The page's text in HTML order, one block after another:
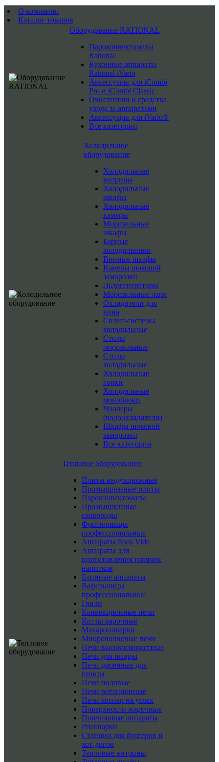
О компании
Каталог товаров
Оборудование RATIONAL
Пароконвектоматы
Rational
Кухонные аппараты
Rational iVario
Аксессуары для iCombi
Pro и iCombi Classic
Очистители и средства
ухода за аппаратами
Аксессуары для iVario®
Все категории
Холодильное
оборудование
Холодильные
витрины
Холодильные
шкафы
Холодильные
камеры
Морозильные
шкафы
Барные
холодильники
Винные шкафы
Камеры шоковой
заморозки
Льдогенераторы
Морозильные лари
Охладители для
вина
Сплит-системы
холодильные
Столы
морозильные
Столы
холодильные
Холодильные
горки
Холодильные
моноблоки
Чиллеры
(водоохладители)
Шкафы шоковой
заморозки
Все категории
Тепловое оборудование
Плиты индукционные
Промышленные плиты
Пароконвектоматы
Промышленные
сковороды
Фритюрницы
профессиональные
Аппараты Sous Vide
Аппараты для
приготовления горячих
напитков
Блинные аппараты
Вафельницы
профессиональные
Грили
Конвекционные печи
Котлы варочные
Макароноварки
Микроволновые печи
Печи высокоскоростные
Печи для пиццы
Печи дровяные для
пиццы
Печи подовые
Печи ротационные
Печи хоспер на углях
Поверхности жарочные
Пончиковые аппараты
Рисоварки
Станции для бургеров и
хот-догов
Тепловые витрины